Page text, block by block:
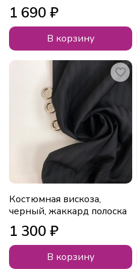
1 690 ₽
В корзину
Костюмная вискоза,
черный, жаккард полоска
1 300 ₽
В корзину